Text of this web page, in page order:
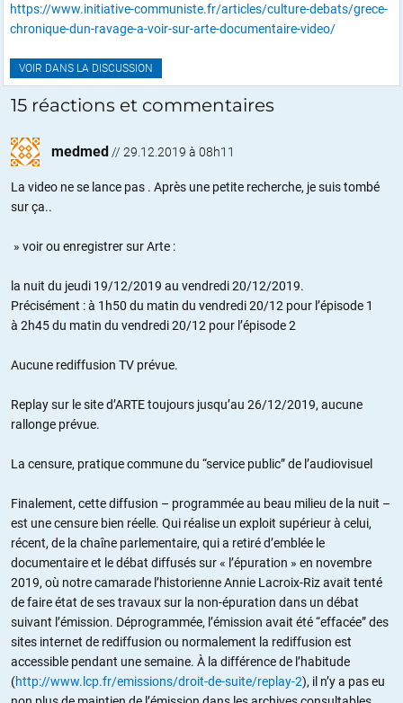
https://www.initiative-communiste.fr/articles/culture-debats/grece-
chronique-dun-ravage-a-voir-sur-arte-documentaire-video/
VOIR DANS LA DISCUSSION
15 réactions et commentaires
medmed // 29.12.2019 à 08h11
La video ne se lance pas . Après une petite recherche, je suis tombé
sur ça..
» voir ou enregistrer sur Arte :
la nuit du jeudi 19/12/2019 au vendredi 20/12/2019.
Précisément : à 1h50 du matin du vendredi 20/12 pour l’épisode 1
à 2h45 du matin du vendredi 20/12 pour l’épisode 2
Aucune rediffusion TV prévue.
Replay sur le site d’ARTE toujours jusqu’au 26/12/2019, aucune
rallonge prévue.
La censure, pratique commune du “service public” de l’audiovisuel
Finalement, cette diffusion – programmée au beau milieu de la nuit –
est une censure bien réelle. Qui réalise un exploit supérieur à celui,
récent, de la chaîne parlementaire, qui a retiré d’emblée le
documentaire et le débat diffusés sur « l’épuration » en novembre
2019, où notre camarade l’historienne Annie Lacroix-Riz avait tenté
de faire état de ses travaux sur la non-épuration dans un débat
suivant l’émission. Déprogrammée, l’émission avait été “effacée” des
sites internet de rediffusion ou normalement la rediffusion est
accessible pendant une semaine. À la différence de l’habitude
(http://www.lcp.fr/emissions/droit-de-suite/replay-2), il n’y a pas eu